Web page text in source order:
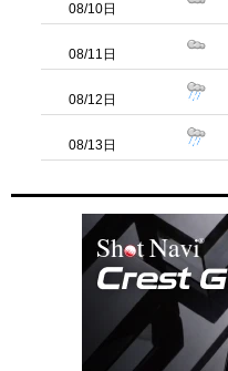
08/10日
08/11日
08/12日
08/13日